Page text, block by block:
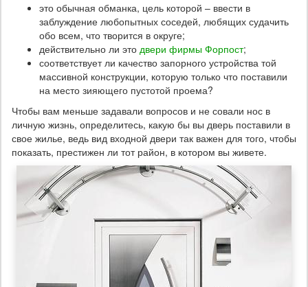
это обычная обманка, цель которой – ввести в
заблуждение любопытных соседей, любящих судачить
обо всем, что творится в округе;
действительно ли это двери фирмы Форпост;
соответствует ли качество запорного устройства той
массивной конструкции, которую только что поставили
на место зияющего пустотой проема?
Чтобы вам меньше задавали вопросов и не совали нос в
личную жизнь, определитесь, какую бы вы дверь поставили в
свое жилье, ведь вид входной двери так важен для того, чтобы
показать, престижен ли тот район, в котором вы живете.